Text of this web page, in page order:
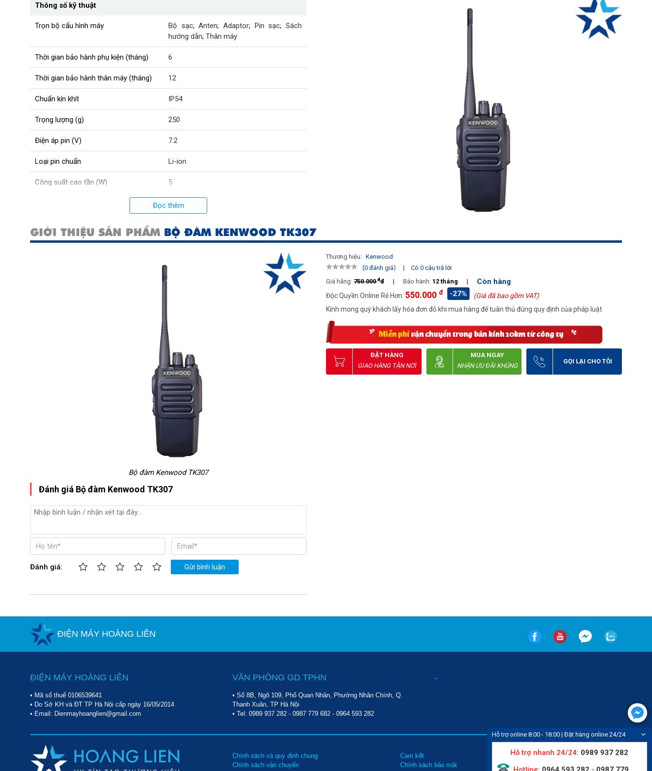
Thông số kỹ thuật
Trọn bộ cấu hình máy Bộ sạc;Anten;Adaptor; Pin sạc;Sách
hướng dẫn; Thân máy
Thời gian bảo hành phụ kiện (tháng) 6
Thời gian bảo hành thân máy (tháng) 12
Chuẩn kín khít IP54
Trọng lượng (g) 250
Điện áp pin (V) 7.2
Loại pin chuẩn Li-ion
Công suất cao tần (W) 5
400 - 470
Thời gian sử dụng Pin (giờ) 14
Đọc thêm
GIỚI THIỆU SẢN PHẨM BỘ ĐÀM KENWOOD TK307
Bộ đàm Kenwood TK307
Đánh giá Bộ đàm Kenwood TK307
Đánh giá: Gửi bình luận
Thương hiệu: Kenwood
(0 đánh giá)
|
Có 0 câu trả lời
Giá hãng: 750.000đđ | Bảo hành: 12 tháng | Còn hàng
Độc Quyền Online Rẻ Hơn: 550.000 đ -27%
(Giá đã bao gồm VAT)
Kính mong quý khách lấy hóa đơn đỏ khi mua hàng để tuân thủ đúng quy định của pháp luật
ĐẶT HÀNG
GIAO HÀNG TẬN NƠI
MUA NGAY
NHẬN ƯU ĐÃI KHỦNG
GỌI LẠI CHO TÔI
ĐIỆN MÁY HOÀNG LIÊN
ĐIỆN MÁY HOÀNG LIÊN
• Mã số thuế 0106539641
• Do Sở KH và ĐT TP Hà Nội cấp ngày 16/05/2014
• Email: Dienmayhoanglien@gmail.com
VĂN PHÒNG GD.TPHN
• Số 8B, Ngõ 109, Phố Quan Nhân, Phường Nhân Chính, Q.
Thanh Xuân, TP Hà Nội
• Tel: 0989 937 282- 0987 779 682- 0964 593 282
-
Chính sách và quy định chung
Chính sách vận chuyển
Cam kết
Chính sách bảo mật
Tin tức
Liên hệ
Hỗ trợ online 8:00 - 18:00 | Đặt hàng online 24/24
Hỗ trợ nhanh 24/24: 0989 937 282